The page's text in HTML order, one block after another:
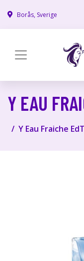
Borås, Sverige
Y EAU
Y Eau Fraiche EdT